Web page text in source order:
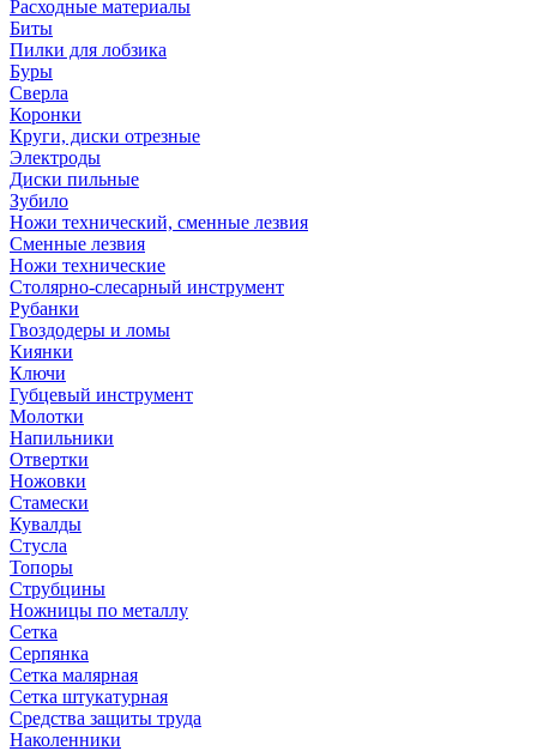
Расходные материалы
Биты
Пилки для лобзика
Буры
Сверла
Коронки
Круги, диски отрезные
Электроды
Диски пильные
Зубило
Ножи технический, сменные лезвия
Сменные лезвия
Ножи технические
Столярно-слесарный инструмент
Рубанки
Гвоздодеры и ломы
Киянки
Ключи
Губцевый инструмент
Молотки
Напильники
Отвертки
Ножовки
Стамески
Кувалды
Стусла
Топоры
Струбцины
Ножницы по металлу
Сетка
Серпянка
Сетка малярная
Сетка штукатурная
Средства защиты труда
Наколенники